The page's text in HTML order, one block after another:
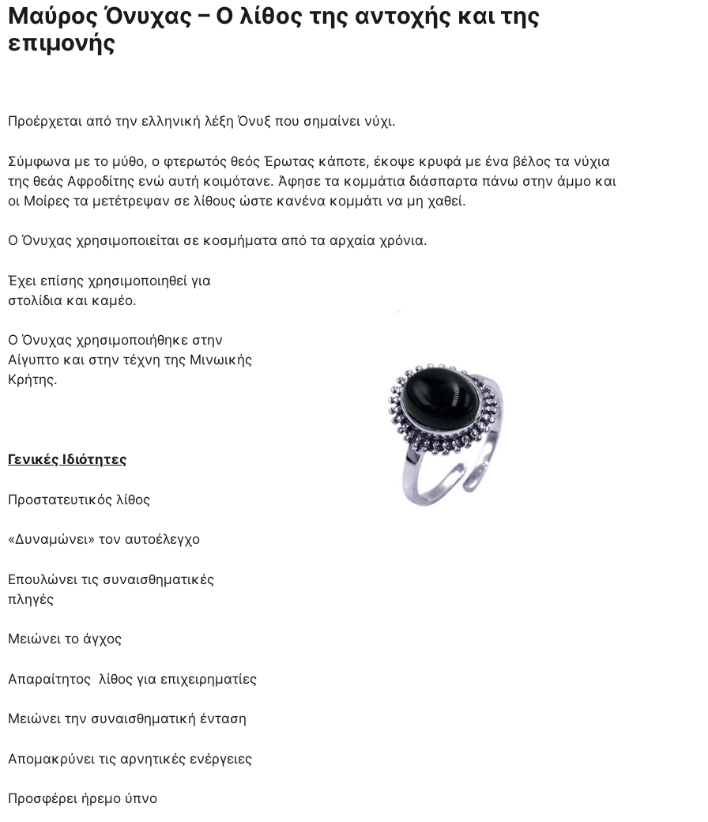
Μαύρος Όνυχας – Ο λίθος της αντοχής και της
επιμονής
Προέρχεται από την ελληνική λέξη Όνυξ που σημαίνει νύχι.
Σύμφωνα με το μύθο, ο φτερωτός θεός Έρωτας κάποτε, έκοψε κρυφά με ένα βέλος τα νύχια
της θεάς Αφροδίτης ενώ αυτή κοιμότανε. Άφησε τα κομμάτια διάσπαρτα πάνω στην άμμο και
οι Μοίρες τα μετέτρεψαν σε λίθους ώστε κανένα κομμάτι να μη χαθεί.
Ο Όνυχας χρησιμοποιείται σε κοσμήματα από τα αρχαία χρόνια.
Έχει επίσης χρησιμοποιηθεί για
στολίδια και καμέο.
Ο Όνυχας χρησιμοποιήθηκε στην
Αίγυπτο και στην τέχνη της Μινωικής
Κρήτης.
Γενικές Ιδιότητες
Προστατευτικός λίθος
«Δυναμώνει» τον αυτοέλεγχο
Επουλώνει τις συναισθηματικές
πληγές
Μειώνει το άγχος
Απαραίτητος λίθος για επιχειρηματίες
Μειώνει την συναισθηματική ένταση
Απομακρύνει τις αρνητικές ενέργειες
Προσφέρει ήρεμο ύπνο